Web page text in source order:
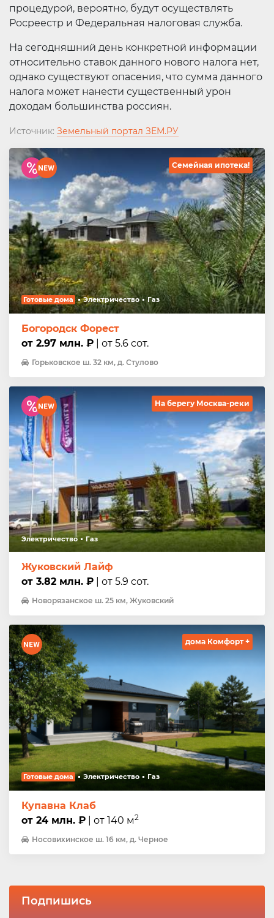
процедурой, вероятно, будут осуществлять
Росреестр и Федеральная налоговая служба.
На сегодняшний день конкретной информации
относительно ставок данного нового налога нет,
однако существуют опасения, что сумма данного
налога может нанести существенный урон
доходам большинства россиян.
Источник: Земельный портал ЗЕМ.РУ
Семейная ипотека!
Готовые дома Электричество Газ
Богородск Форест
от 2.97 млн. ₽ | от 5.6 сот.
Горьковское ш. 32 км, д. Стулово
На берегу Москва-реки
Электричество Газ
Жуковский Лайф
от 3.82 млн. ₽ | от 5.9 сот.
Новорязанское ш. 25 км, Жуковский
дома Комфорт +
Готовые дома Электричество Газ
Купавна Клаб
от 24 млн. ₽ | от 140 м2
Носовихинское ш. 16 км, д. Черное
Подпишись